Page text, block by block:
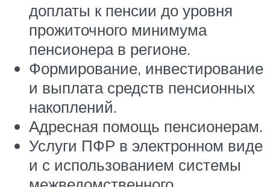
доплаты к пенсии до уровня
прожиточного минимума
пенсионера в регионе.
Формирование, инвестирование
и выплата средств пенсионных
накоплений.
Адресная помощь пенсионерам.
Услуги ПФР в электронном виде
и с использованием системы